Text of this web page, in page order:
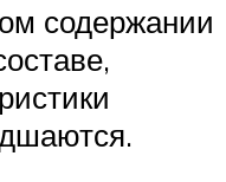
содержании